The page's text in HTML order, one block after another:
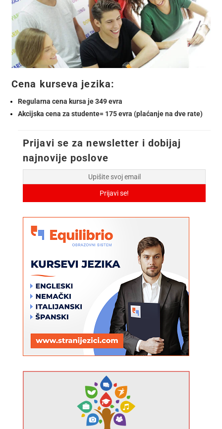
Cena kurseva jezika:
Regularna cena kursa je 349 evra
Akcijska cena za studente= 175 evra (plaćanje na dve rate)
Prijavi se za newsletter i dobijaj
najnovije poslove